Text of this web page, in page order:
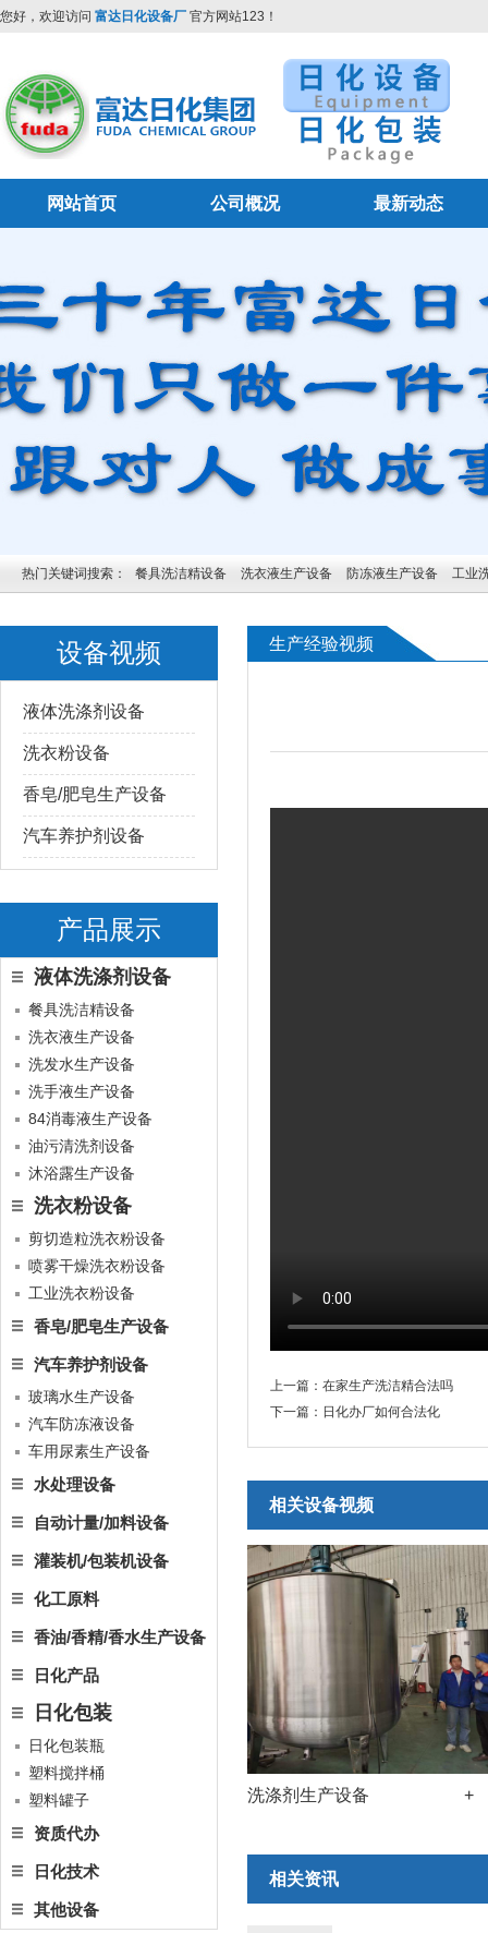
您好，欢迎访问 富达日化设备厂 官方网站123！
网站首页 公司概况 最新动态
热门关键词搜索： 餐具洗洁精设备 洗衣液生产设备 防冻液生产设备 工业
设备视频
液体洗涤剂设备
洗衣粉设备
香皂/肥皂生产设备
汽车养护剂设备
产品展示
液体洗涤剂设备
餐具洗洁精设备
洗衣液生产设备
洗发水生产设备
洗手液生产设备
84消毒液生产设备
油污清洗剂设备
沐浴露生产设备
洗衣粉设备
剪切造粒洗衣粉设备
喷雾干燥洗衣粉设备
工业洗衣粉设备
香皂/肥皂生产设备
汽车养护剂设备
玻璃水生产设备
汽车防冻液设备
车用尿素生产设备
水处理设备
自动计量/加料设备
灌装机/包装机设备
化工原料
香油/香精/香水生产设备
日化产品
日化包装
日化包装瓶
塑料搅拌桶
塑料罐子
资质代办
日化技术
其他设备
生产经验视频
上一篇： 在家生产洗洁精合法吗
下一篇： 日化办厂如何合法化
相关设备视频
自动化洗涤剂生产设备
相关资讯